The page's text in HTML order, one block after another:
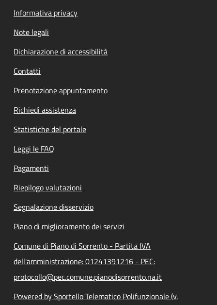
Informativa privacy
Note legali
Dichiarazione di accessibilità
Contatti
Prenotazione appuntamento
Richiedi assistenza
Statistiche del portale
Leggi le FAQ
Pagamenti
Riepilogo valutazioni
Segnalazione disservizio
Piano di miglioramento dei servizi
Comune di Piano di Sorrento - Partita IVA
dell'amministrazione: 01241391216 - PEC:
protocollo@pec.comune.pianodisorrento.na.it
Powered by Sportello Telematico Polifunzionale (v.